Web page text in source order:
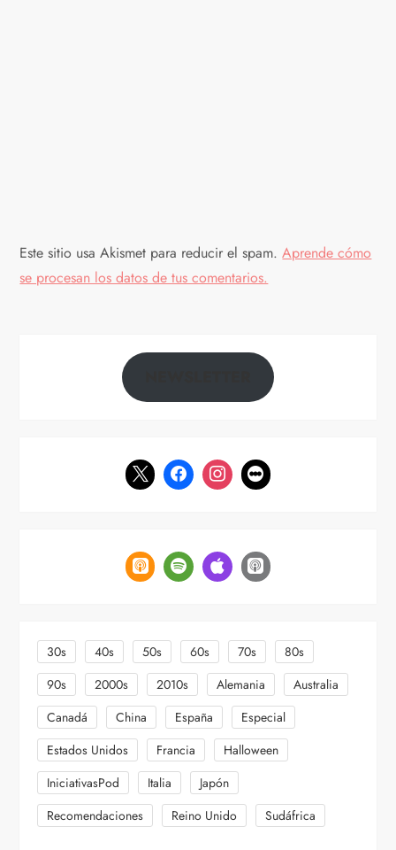
Este sitio usa Akismet para reducir el spam.Aprende cómo
se procesan los datos de tus comentarios.
30s 40s 50s 60s 70s
80s
90s
2000s 2010s Alemania
Australia
Canadá
China España
Especial
Estados Unidos
Francia
Halloween
IniciativasPod
Italia
Japón
Recomendaciones
Reino Unido Sudáfrica